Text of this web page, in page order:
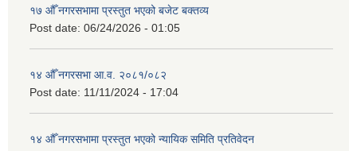
१७ औँ नगरसभामा प्रस्तुत भएको बजेट बक्तव्य
Post date: 06/24/2026 - 01:05
१४ औँ नगरसभा आ.व. २०८१/०८२
Post date: 11/11/2024 - 17:04
१४ औँ नगरसभामा प्रस्तुत भएको न्यायिक समिति प्रतिवेदन